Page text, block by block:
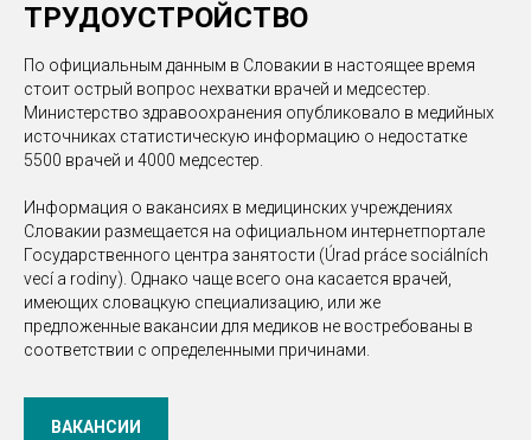
ТРУДОУСТРОЙСТВО
По официальным данным в Словакии в настоящее время
стоит острый вопрос нехватки врачей и медсестер.
Министерство здравоохранения опубликовало в медийных
источниках статистическую информацию о недостатке
5500 врачей и 4000 медсестер.
Информация о вакансиях в медицинских учреждениях
Словакии размещается на официальном интернетпортале
Государственного центра занятости (Úrad práce sociálních
vecí a rodiny). Однако чаще всего она касается врачей,
имеющих словацкую специализацию, или же
предложенные вакансии для медиков не востребованы в
соответствии с определенными причинами.
ВАКАНСИИ